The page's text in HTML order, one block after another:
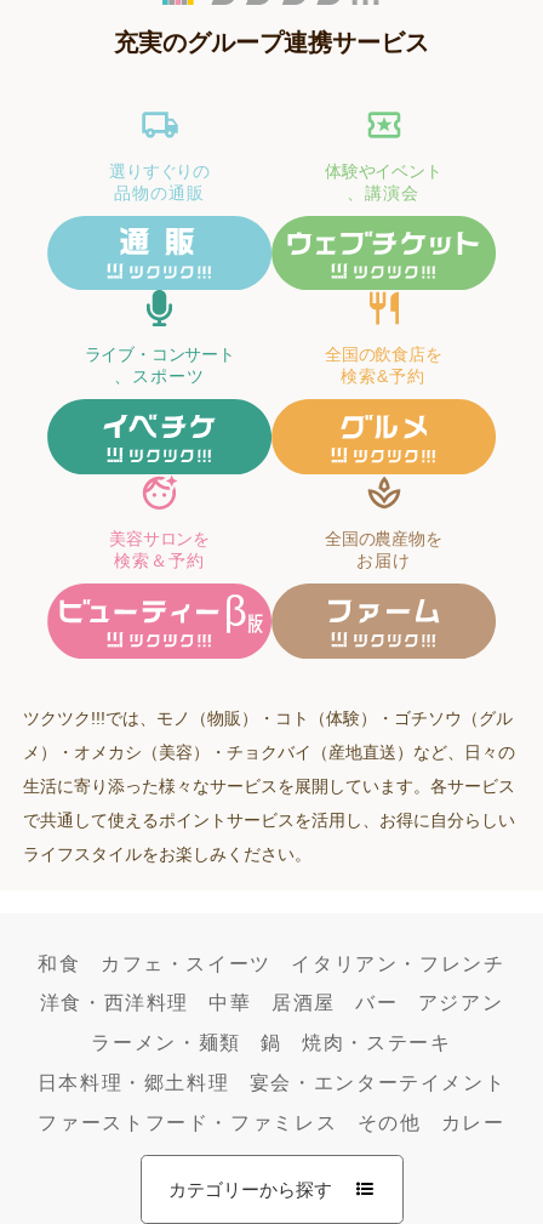
充実のグループ連携サービス
選りすぐりの
品物の通販
体験やイベント
、講演会
ライブ・コンサート
、スポーツ
全国の飲食店を
検索&予約
美容サロンを
検索＆予約
全国の農産物を
お届け
ツクツク!!!では、モノ（物販）・コト（体験）・ゴチソウ（グル
メ）・オメカシ（美容）・チョクバイ（産地直送）など、日々の
生活に寄り添った様々なサービスを展開しています。各サービス
で共通して使えるポイントサービスを活用し、お得に自分らしい
ライフスタイルをお楽しみください。
和食 カフェ・スイーツ
イタリアン・フレンチ
洋食・西洋料理
中華 居酒屋 バー
アジアン
ラーメン・麺類
鍋
焼肉・ステーキ
日本料理・郷土料理
宴会・エンターテイメント
ファーストフード・ファミレス
その他 カレー
カテゴリーから探す